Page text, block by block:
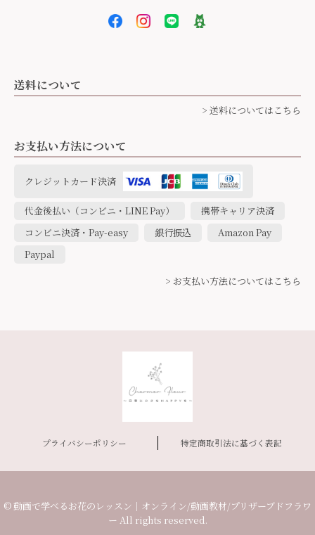
送料について
> 送料についてはこちら
お支払い方法について
クレジットカード決済
代金後払い（コンビニ・LINE Pay）
携帯キャリア決済
コンビニ決済・Pay-easy
銀行振込
Amazon Pay
Paypal
> お支払い方法についてはこちら
プライバシーポリシー 特定商取引法に基づく表記
© 動画で学べるお花のレッスン｜オンライン/動画教材/プリザーブドフラワ
ー All rights reserved.